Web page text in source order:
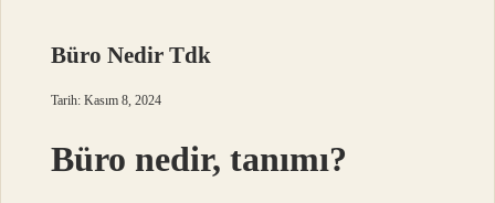
Büro Nedir Tdk
Tarih: Kasım 8, 2024
Büro nedir, tanımı?